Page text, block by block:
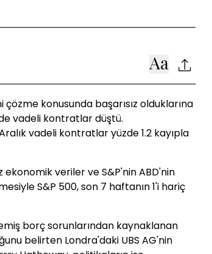
konusunda başarısız olduklarına
vadeli kontratlar düştü.
vadeli kontratlar yüzde 1.2 kayıpla
veriler ve S&P'nin ABD'nin
S&P 500, son 7 haftanın 1'i hariç
borç sorunlarından kaynaklanan
belirten Londra'daki UBS AG'nin